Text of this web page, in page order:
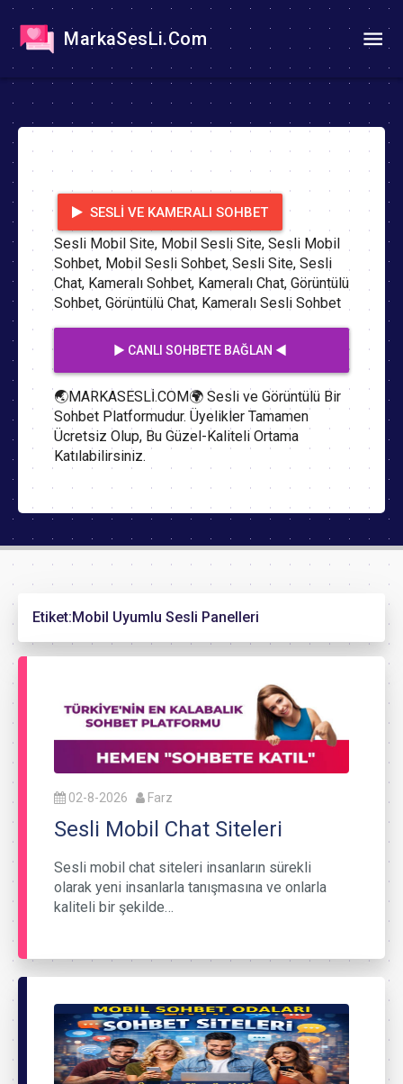
MarkaSesLi.Com
SESLI VE KAMERALI SOHBET
Sesli Mobil Site, Mobil Sesli Site, Sesli Mobil
Sohbet, Mobil Sesli Sohbet, Sesli Site, Sesli
Chat, Kameralı Sohbet, Kameralı Chat, Görüntülü
Sohbet, Görüntülü Chat, Kameralı Sesli Sohbet
▶️ CANLI SOHBETE BAĞLAN ◀️
🌏MARKASESLİ.COM🌍 Sesli ve Görüntülü Bir
Sohbet Platformudur. Üyelikler Tamamen
Ücretsiz Olup, Bu Güzel-Kaliteli Ortama
Katılabilirsiniz.
Etiket:Mobil Uyumlu Sesli Panelleri
02-8-2026 Farz
Sesli Mobil Chat Siteleri
Sesli mobil chat siteleri insanların sürekli
olarak yeni insanlarla tanışmasına ve onlarla
kaliteli bir şekilde…